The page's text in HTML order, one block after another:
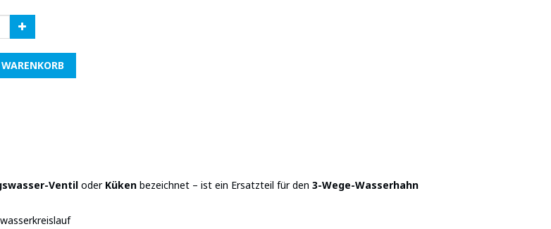
Ventil oder Küken bezeichnet – ist ein Ersatzteil für den 3-Wege-Wasserhahn